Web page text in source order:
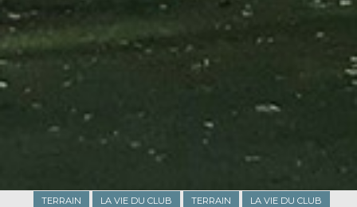
TERRAIN LA VIE DU CLUB TERRAIN LA VIE DU CLUB